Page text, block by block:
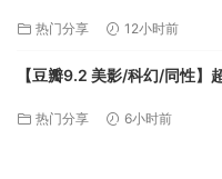
热门分享 12小时前
【豆瓣9.2 美影/科幻/同性】
热门分享 6小时前